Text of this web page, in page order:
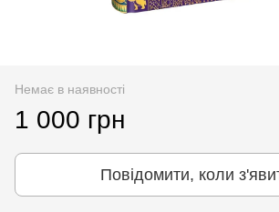
Немає в наявності
1 000 грн
Повідомити, коли